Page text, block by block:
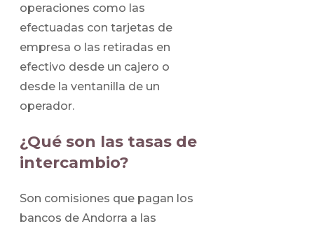
operaciones como las
efectuadas con tarjetas de
empresa o las retiradas en
efectivo desde un cajero o
desde la ventanilla de un
operador.
¿Qué son las tasas de
intercambio?
Son comisiones que pagan los
bancos de Andorra a las